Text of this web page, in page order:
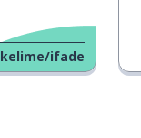
kelime/ifade